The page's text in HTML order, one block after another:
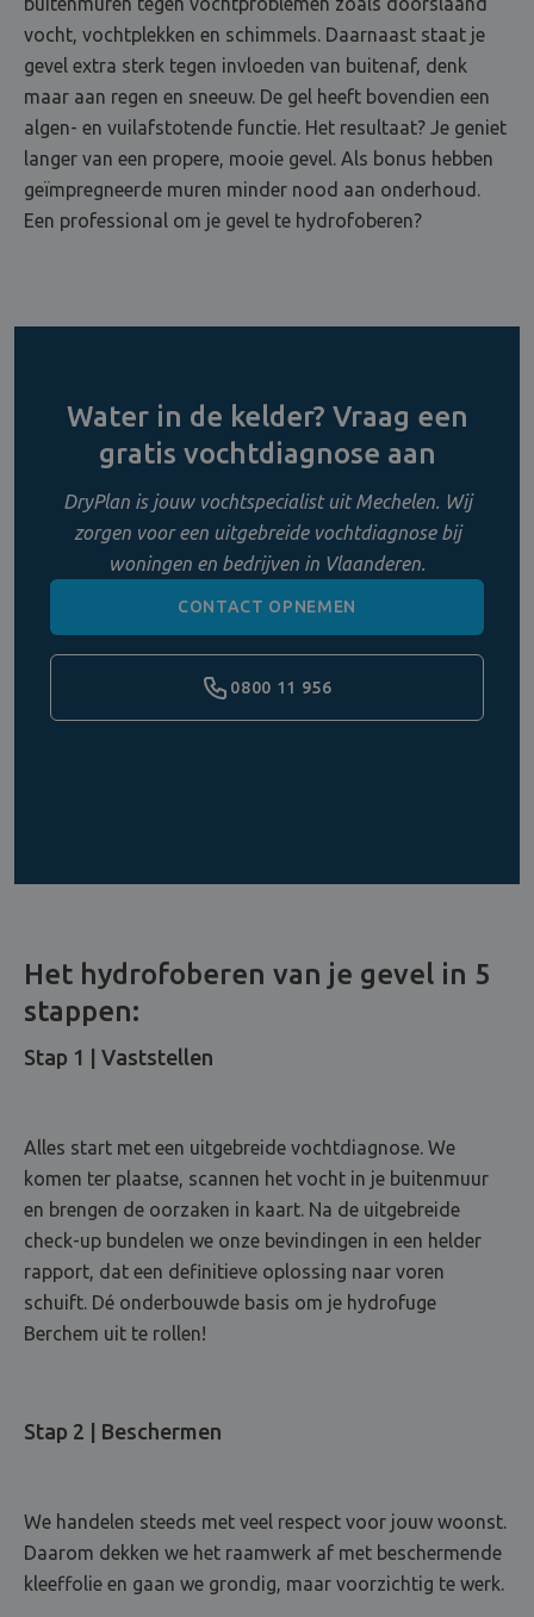
vocht, vochtplekken en schimmels. Daarnaast staat je
gevel extra sterk tegen invloeden van buitenaf, denk
maar aan regen en sneeuw. De gel heeft bovendien een
algen- en vuilafstotende functie. Het resultaat? Je geniet
langer van een propere, mooie gevel. Als bonus hebben
geïmpregneerde muren minder nood aan onderhoud.
Een professional om je gevel te hydrofoberen?
Water in de kelder? Vraag een
gratis vochtdiagnose aan
DryPlan is jouw vochtspecialist uit Mechelen. Wij
zorgen voor een uitgebreide vochtdiagnose bij
woningen en bedrijven in Vlaanderen.
CONTACT OPNEMEN
0800 11 956
Het hydrofoberen van je gevel in 5
stappen:
Stap 1 | Vaststellen
Alles start met een uitgebreide vochtdiagnose. We
komen ter plaatse, scannen het vocht in je buitenmuur
en brengen de oorzaken in kaart. Na de uitgebreide
check-up bundelen we onze bevindingen in een helder
rapport, dat een definitieve oplossing naar voren
schuift. Dé onderbouwde basis om je hydrofuge
Berchem uit te rollen!
Stap 2 | Beschermen
We handelen steeds met veel respect voor jouw woonst.
Daarom dekken we het raamwerk af met beschermende
kleeffolie en gaan we grondig, maar voorzichtig te werk.